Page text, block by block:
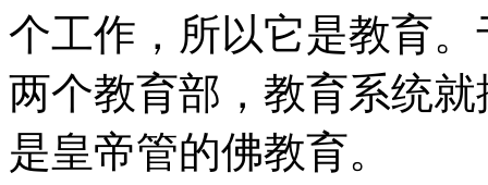
个工作，所以它是教育
两个教育部，教育系统
是皇帝管的佛教育。